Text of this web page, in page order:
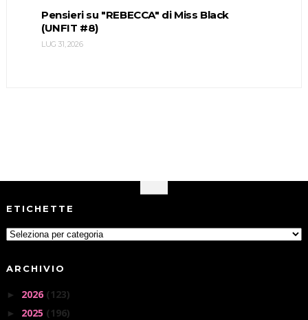
Pensieri su "REBECCA" di Miss Black
(UNFIT #8)
LUG 31, 2026
ETICHETTE
ARCHIVIO
► 2026 (123)
► 2025 (196)